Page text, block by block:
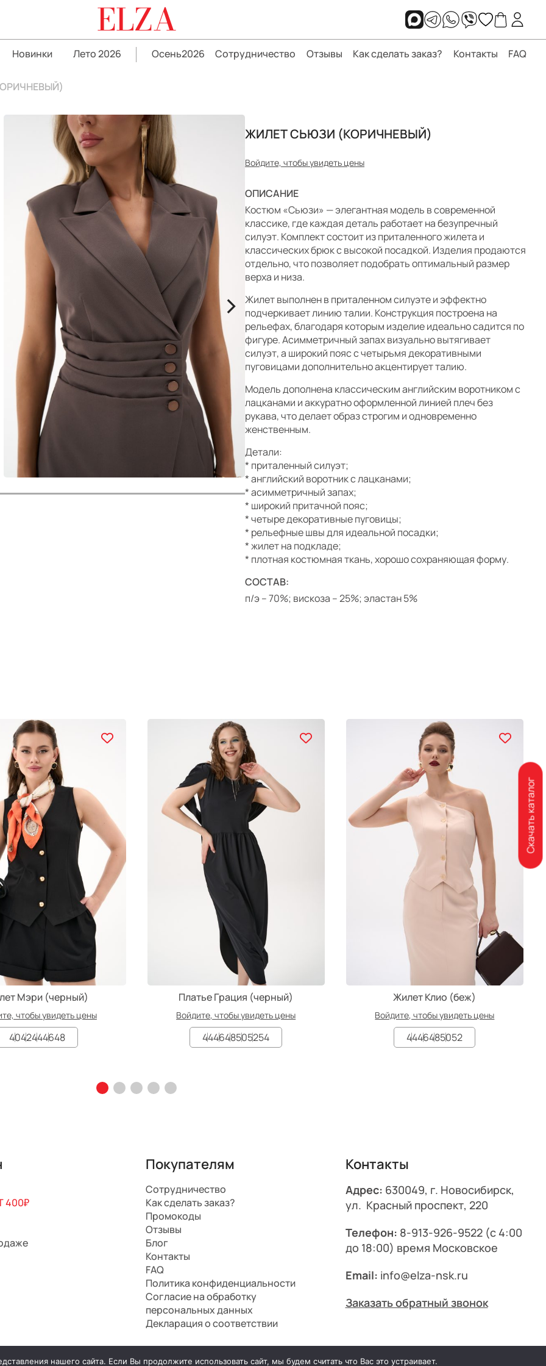
ELZA
Новинки Лето 2026 Осень2026 Сотрудничество Отзывы Как сделать заказ? Контакты FAQ
>
ЖИЛЕТ СЬЮЗИ (КОРИЧНЕВЫЙ)
Войдите, чтобы увидеть цены
ОПИСАНИЕ
Костюм «Сьюзи» — элегантная модель в современной
классике, где каждая деталь работает на безупречный
силуэт. Комплект состоит из приталенного жилета и
классических брюк с высокой посадкой. Изделия продаются
отдельно, что позволяет подобрать оптимальный размер
верха и низа.
Жилет выполнен в приталенном силуэте и эффектно
подчеркивает линию талии. Конструкция построена на
рельефах, благодаря которым изделие идеально садится по
фигуре. Асимметричный запах визуально вытягивает
силуэт, а широкий пояс с четырьмя декоративными
пуговицами дополнительно акцентирует талию.
Модель дополнена классическим английским воротником с
лацканами и аккуратно оформленной линией плеч без
рукава, что делает образ строгим и одновременно
женственным.
Детали:
* приталенный силуэт;
* английский воротник с лацканами;
* асимметричный запах;
* широкий притачной пояс;
* четыре декоративные пуговицы;
* рельефные швы для идеальной посадки;
* жилет на подкладе;
* плотная костюмная ткань, хорошо сохраняющая форму.
СОСТАВ:
п/э – 70%; вискоза – 25%; эластан 5%
Мэри (черный)
чтобы увидеть цены
4042444648
Платье Грация (черный)
Войдите, чтобы увидеть цены
444648505254
Жилет Клио (беж)
Войдите, чтобы увидеть цены
4446485052
400₽
Покупателям
Сотрудничество
Как сделать заказ?
Промокоды
Отзывы
Блог
Контакты
FAQ
Политика конфиденциальности
Согласие на обработку
персональных данных
Декларация о соответствии
Контакты
Адрес: 630049, г. Новосибирск,
ул. Красный проспект, 220
Телефон: 8-913-926-9522(с 4:00
до 18:00) время Московское
Email: info@elza-nsk.ru
Заказать обратный звонок
нашего сайта. Если Вы продолжите использовать сайт, мы будем считать что Вас это устраивает.
Скачать каталог